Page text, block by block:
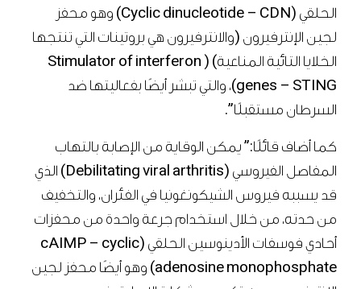
الحلقي (Cyclic dinucleotide – CDN) وهو محفز
لجين الإنترفيرون (والانترفيرون هي بروتينات التي تنتجها
الخلايا التائية المناعية) ( Stimulator of interferon
genes – STING)، والتي تبشر أيضًا بفعاليتها ضد
السرطان مستقبلًا”.
كما أضاف قائلًا:” يمكن الوقاية من الإصابة بالتهاب
المفاصل الفيروسي (Debilitating viral arthritis) الذي
قد يسببه فيروس الشيكونغونيا في الفئران، والتخفيف
من حدته، من خلال استخدام جرعة واحدة من محفزات
أحادي فوسفات الأدينوسين الحلقي (cAIMP – cyclic
adenosine monophosphate) وهو أيضًا محفز لجين